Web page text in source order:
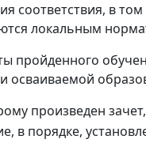
соответствия, в
локальным
пройденного
осваиваемой
произведен
в порядке,